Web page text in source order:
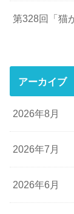
第328回「猫
アーカイブ
2026年8月
2026年7月
2026年6月